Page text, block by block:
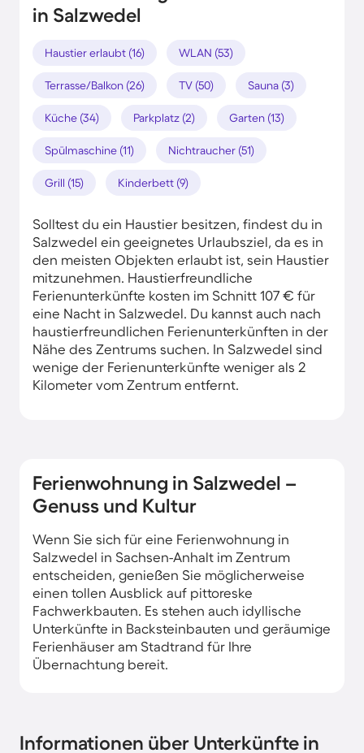
in Salzwedel
Haustier erlaubt (16) WLAN (53)
Terrasse/Balkon (26) TV (50) Sauna (3)
Küche (34) Parkplatz (2) Garten (13)
Spülmaschine (11) Nichtraucher (51)
Grill (15) Kinderbett (9)
Solltest du ein Haustier besitzen, findest du in
Salzwedel ein geeignetes Urlaubsziel, da es in
den meisten Objekten erlaubt ist, sein Haustier
mitzunehmen. Haustierfreundliche
Ferienunterkünfte kosten im Schnitt 107 € für
eine Nacht in Salzwedel. Du kannst auch nach
haustierfreundlichen Ferienunterkünften in der
Nähe des Zentrums suchen. In Salzwedel sind
wenige der Ferienunterkünfte weniger als 2
Kilometer vom Zentrum entfernt.
Ferienwohnung in Salzwedel –
Genuss und Kultur
Wenn Sie sich für eine Ferienwohnung in
Salzwedel in Sachsen-Anhalt im Zentrum
entscheiden, genießen Sie möglicherweise
einen tollen Ausblick auf pittoreske
Fachwerkbauten. Es stehen auch idyllische
Unterkünfte in Backsteinbauten und geräumige
Ferienhäuser am Stadtrand für Ihre
Übernachtung bereit.
Informationen über Unterkünfte in